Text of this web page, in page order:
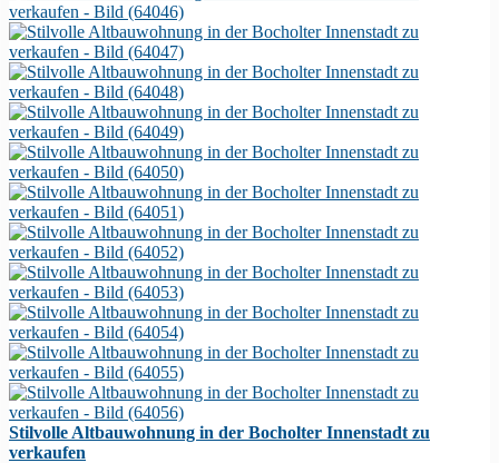
Stilvolle Altbauwohnung in der Bocholter Innenstadt zu
verkaufen